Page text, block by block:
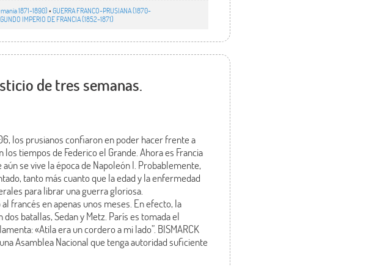
1871-1890)•GUERRA FRANCO-PRUSIANA (1870-
IMPERIO DE FRANCIA (1852-1871)
de tres semanas.
los prusianos confiaron en poder hacer frente a
tiempos de Federico el Grande. Ahora es Francia
se vive la época de Napoleón I. Probablemente,
tanto más cuanto que la edad y la enfermedad
para librar una guerra gloriosa.
francés en apenas unos meses. En efecto, la
batallas, Sedan y Metz. París es tomada el
«Atila era un cordero a mi lado”. BISMARCK
Asamblea Nacional que tenga autoridad suficiente